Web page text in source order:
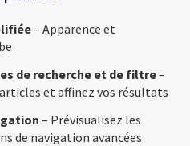
– Apparence et
de recherche et de filtre–
et affinez vos résultats
– Prévisualisez les
de navigation avancées